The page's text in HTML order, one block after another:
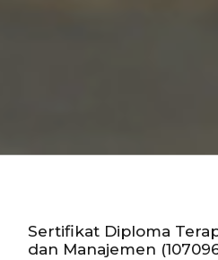
Sertifikat Diploma
dan Manajemen